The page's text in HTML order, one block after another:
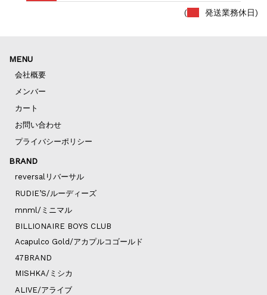
( 発送業務休日)
MENU
会社概要
メンバー
カート
お問い合わせ
プライバシーポリシー
BRAND
reversalリバーサル
RUDIE’S/ルーディーズ
mnml/ミニマル
BILLIONAIRE BOYS CLUB
Acapulco Gold/アカプルコゴールド
47BRAND
MISHKA/ミシカ
ALIVE/アライブ